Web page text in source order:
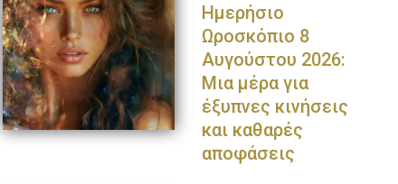
Ημερήσιο
Ωροσκόπιο 8
Αυγούστου 2026:
Μια μέρα για
έξυπνες κινήσεις
και καθαρές
αποφάσεις